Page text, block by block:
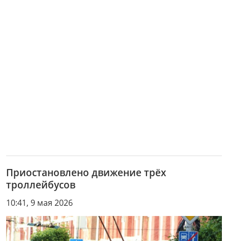
Приостановлено движение трёх
троллейбусов
10:41, 9 мая 2026